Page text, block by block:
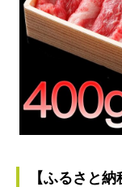
【ふるさと